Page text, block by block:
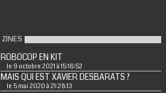
ZINES
ROBOCOP EN KIT
le 9 octobre 2021 à 15:16:52
MAIS QUI EST XAVIER DESBARATS ?
le 5 mai 2020 à 21:28:13